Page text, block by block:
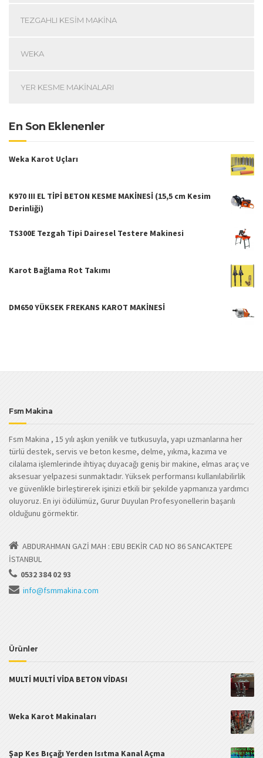
TEZGAHLI KESIM MAKINA
WEKA
YER KESME MAKINALARI
En Son Eklenenler
Weka Karot Uçları
K970 III EL TİPİ BETON KESME MAKİNESİ (15,5 cm Kesim
Derinliği)
TS300E Tezgah Tipi Dairesel Testere Makinesi
Karot Bağlama Rot Takımı
DM650 YÜKSEK FREKANS KAROT MAKİNESİ
Fsm Makina
Fsm Makina , 15 yılı aşkın yenilik ve tutkusuyla, yapı uzmanlarına her
türlü destek, servis ve beton kesme, delme, yıkma, kazıma ve
cilalama işlemlerinde ihtiyaç duyacağı geniş bir makine, elmas araç ve
aksesuar yelpazesi sunmaktadır. Yüksek performansı kullanılabilirlik
ve güvenlikle birleştirerek işinizi etkili bir şekilde yapmanıza yardımcı
oluyoruz. En iyi ödülümüz, Gurur Duyulan Profesyonellerin başarılı
olduğunu görmektir.
ABDURAHMAN GAZİ MAH : EBU BEKİR CAD NO 86 SANCAKTEPE
İSTANBUL
0532 384 02 93
info@fsmmakina.com
Ürünler
MULTİ MULTİ VİDA BETON VİDASI
Weka Karot Makinaları
Şap Kes Bıçağı Yerden Isıtma Kanal Açma